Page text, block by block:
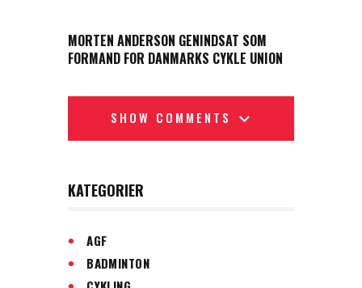
MORTEN ANDERSON GENINDSAT SOM
FORMAND FOR DANMARKS CYKLE UNION
SHOW COMMENTS
KATEGORIER
AGF
BADMINTON